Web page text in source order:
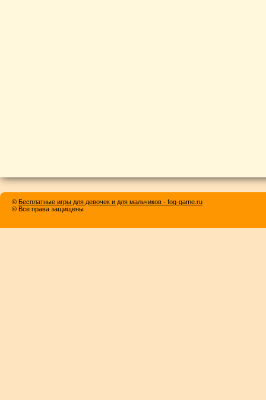
© Бесплатные игры для девочек и для мальчиков - fog-game.ru
© Все права защищены